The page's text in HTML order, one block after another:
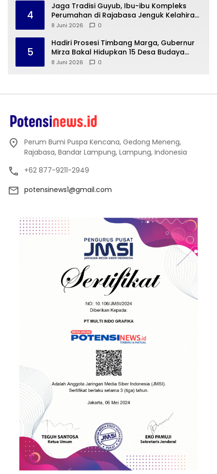
4
Jaga Tradisi Guyub, Ibu-ibu Kompleks
Perumahan di Rajabasa Jenguk Kelahiran
Buah Hati Warga
8 Juni 2026 0
5
Hadiri Prosesi Timbang Marga, Gubernur
Mirza Bakal Hidupkan 15 Desa Budaya
Lampung
8 Juni 2026 0
Perum Bumi Puspa Kencana, Gedong Meneng,
Rajabasa, Bandar Lampung, Lampung, Indonesia
+62 877-9211-2949
potensinews1@gmail.com